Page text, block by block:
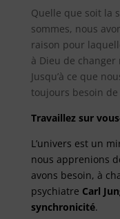
Quelle que soit la
sommes, nous
raison pour
à Dieu de changer
Jusqu’à ce que
toujours besoin
Travaillez sur
L’univers est un
nous apprenions
avons besoin, à
psychiatre Carl
synchronicité.